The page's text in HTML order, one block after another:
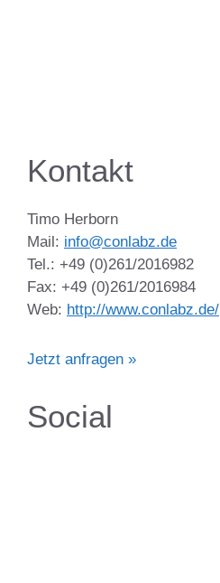
Kontakt
Timo Herborn
Mail: info@conlabz.de
Tel.: +49 (0)261/2016982
Fax: +49 (0)261/2016984
Web: http://www.conlabz.de/
Jetzt anfragen »
Social